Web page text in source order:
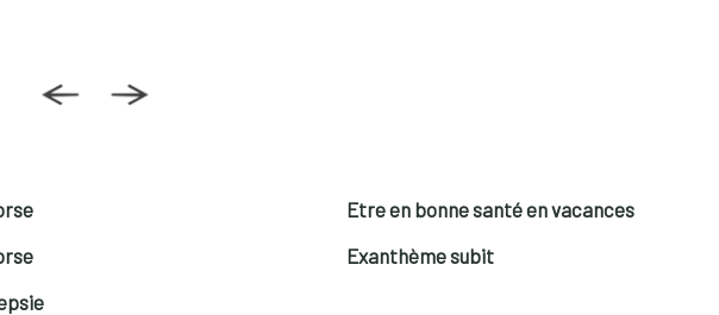
Etre en bonne santé en vacances
Exanthème subit